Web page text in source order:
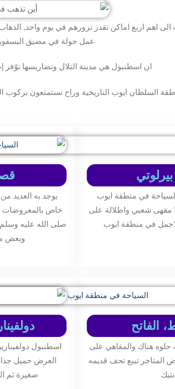
اهم اربع اماكن تقدر تزورهم في يوم واحد,
عمل جولة في مضيق
ان اسطنبول هي مدينة التلال وتضاريسها
السلطان ايوب التاريخية وراح تستمتعون
في منطقة ايوب
مقهى شعبي واطلالة على
في منطقة ايوب
يوجد به العديد
خاص بالمعروضات
صلى الله عليه
وبعض
الفاتح
حلوه هناك والمقاهي على
المتاجر تبيع تحف قديمه
اسطنبول
العرض جميل جدا
صغيرة ثم